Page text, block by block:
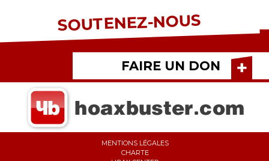
SOUTENEZ-NOUS
FAIRE UN DON
MENTIONS LÉGALES
CHARTE